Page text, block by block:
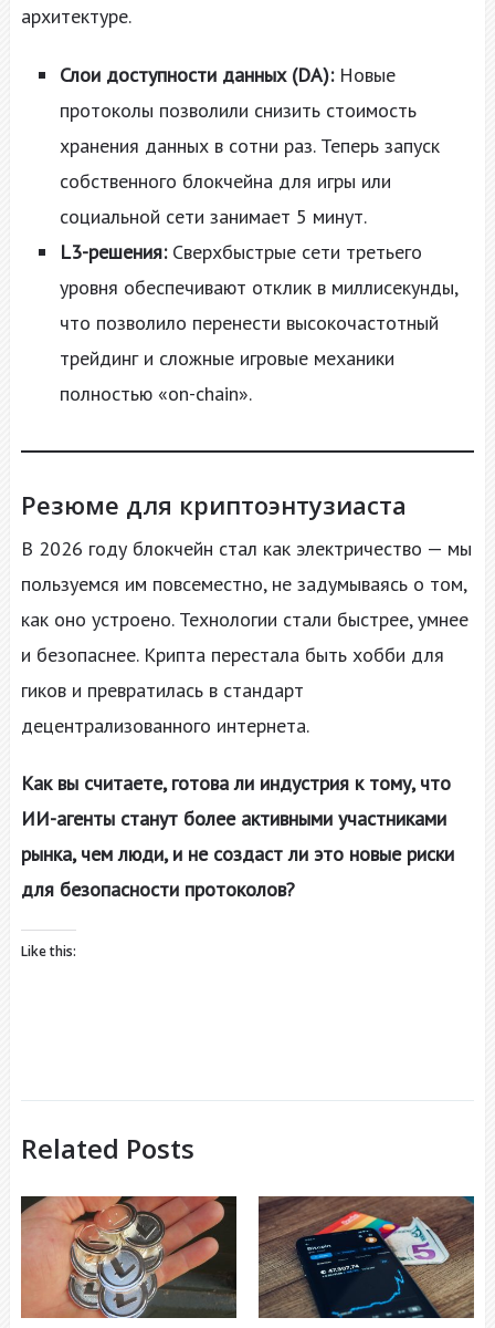
архитектуре.
Слои доступности данных (DA):Новые
протоколы позволили снизить стоимость
хранения данных в сотни раз. Теперь запуск
собственного блокчейна для игры или
социальной сети занимает 5 минут.
L3-решения:Сверхбыстрые сети третьего
уровня обеспечивают отклик в миллисекунды,
что позволило перенести высокочастотный
трейдинг и сложные игровые механики
полностью «on-chain».
Резюме для криптоэнтузиаста
В 2026 году блокчейн стал как электричество — мы
пользуемся им повсеместно, не задумываясь о том,
как оно устроено. Технологии стали быстрее, умнее
и безопаснее. Крипта перестала быть хобби для
гиков и превратилась в стандарт
децентрализованного интернета.
Как вы считаете, готова ли индустрия к тому, что
ИИ-агенты станут более активными участниками
рынка, чем люди, и не создаст ли это новые риски
для безопасности протоколов?
Like this:
Related Posts